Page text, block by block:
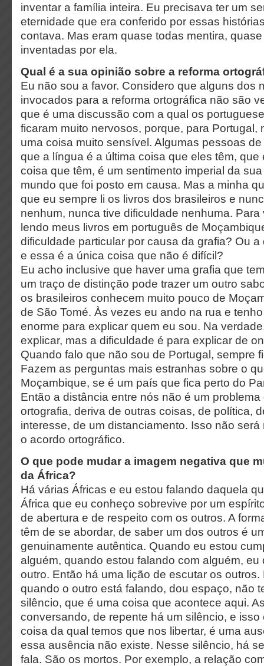
inventar a família inteira. Eu precisava ter um
eternidade que era conferido por essas
contava. Mas eram quase todas mentira,
inventadas por ela.
Qual é a sua opinião sobre a reforma
Eu não sou a favor. Considero que alguns dos
invocados para a reforma ortográfica não são
que é uma discussão com a qual os
ficaram muito nervosos, porque, para Portugal,
uma coisa muito sensível. Algumas pessoas
que a língua é a última coisa que eles têm, que
coisa que têm, é um sentimento imperial da
mundo que foi posto em causa. Mas a minha
que eu sempre li os livros dos brasileiros e
nenhum, nunca tive dificuldade nenhuma.
lendo meus livros em português de
dificuldade particular por causa da grafia? Ou
e essa é a única coisa que não é difícil?
Eu acho inclusive que haver uma grafia que
um traço de distinção pode trazer um outro
os brasileiros conhecem muito pouco de
de São Tomé. Às vezes eu ando na rua e
enorme para explicar quem eu sou. Na
explicar, mas a dificuldade é para explicar de
Quando falo que não sou de Portugal, sempre
Fazem as perguntas mais estranhas sobre o
Moçambique, se é um país que fica perto do
Então a distância entre nós não é um
ortografia, deriva de outras coisas, de política,
interesse, de um distanciamento. Isso não
o acordo ortográfico.
O que pode mudar a imagem negativa que
da África?
Há várias Áfricas e eu estou falando daquela
África que eu conheço sobrevive por um
de abertura e de respeito com os outros. A
têm de se abordar, de saber um dos outros é
genuinamente autêntica. Quando eu estou
alguém, quando estou falando com alguém, eu
outro. Então há uma lição de escutar os outros.
quando o outro está falando, dou espaço, não
silêncio, que é uma coisa que acontece aqui.
conversando, de repente há um silêncio, e isso
coisa da qual temos que nos libertar, é uma
essa ausência não existe. Nesse silêncio, há
fala. São os mortos. Por exemplo, a relação